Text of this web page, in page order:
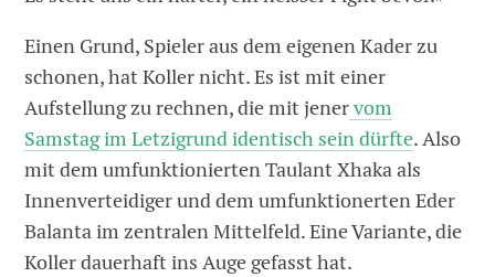
Einen Grund, Spieler aus dem eigenen Kader zu
schonen, hat Koller nicht. Es ist mit einer
Aufstellung zu rechnen, die mit jenervom
Samstag im Letzigrund identisch sein dürfte. Also
mit dem umfunktionierten Taulant Xhaka als
Innenverteidiger und dem umfunktionerten Eder
Balanta im zentralen Mittelfeld. Eine Variante, die
Koller dauerhaft ins Auge gefasst hat.